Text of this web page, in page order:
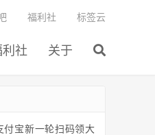
利社 关于
福利社 标签云
付宝新一轮扫码领大